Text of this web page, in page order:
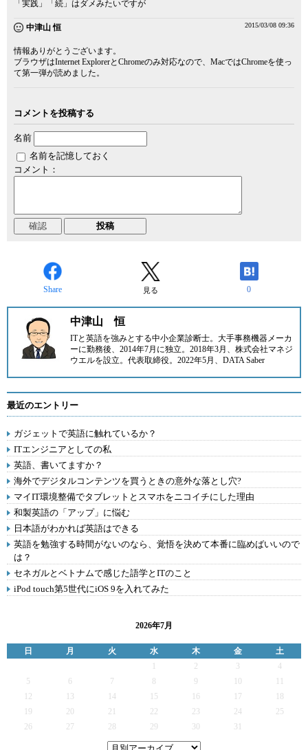
「実践」「続」はダメみたいですが
中津山 恒 2015/03/08 09:36
情報ありがとうございます。
ブラウザはInternet ExplorerとChromeのみ対応なので、MacではChromeを使っ
て第一弾が読めました。
コメントを投稿する
名前
名前を記憶しておく
コメント：
Share 見る 0
中津山 恒
ITと英語を強みとする中小企業診断士。大手事務機器メーカ
ーに勤務後、2014年7月に独立。2018年3月、 株式会社マネジ
ウエルを設立。代表取締役。2022年5月、 DATA Saber
最近のエントリー
ガジェットで英語に触れているか？
ITエンジニアとしての私
英語、書いてますか？
海外でデジタルコンテンツを買うときの意外な落とし穴?
マイIT環境整備でタブレットとスマホをニコイチにした理由
和製英語の「アップ」に悩む
日本語がわかれば英語はできる
英語を勉強する時間がないのなら、覚悟を決めて本番に臨めばいいので
は？
セネガルとベトナムで感じた語学とITのこと
iPod touch第5世代にiOS 9を入れてみた
2026年7月
日 月 火 水 木 金
土
2 3
4
5
6 7 9
12
13 14 15 16 17
19
20 21 22 23 24
25
26
27 28 29 30 31